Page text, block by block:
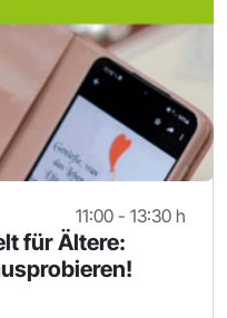
11:00 - 13:30 h
für Ältere: